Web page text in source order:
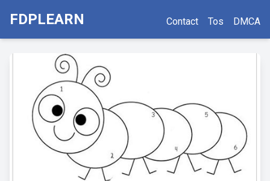
FDPLEARN Contact Tos DMCA